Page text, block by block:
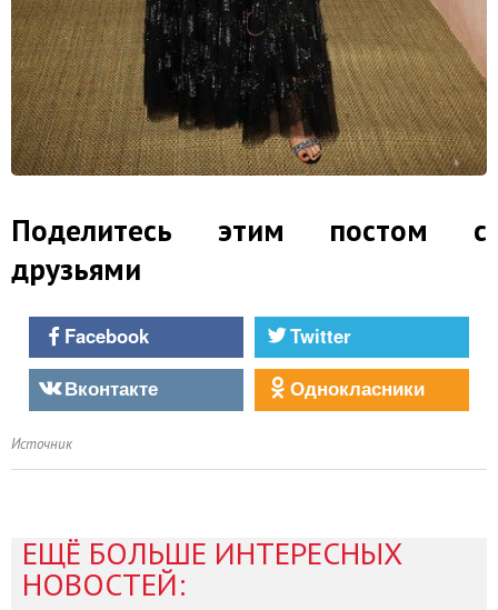
Поделитесь этим постом с
друзьями
Facebook
Twitter
Вконтакте
Однокласники
Источник
ЕЩЁ БОЛЬШЕ ИНТЕРЕСНЫХ
НОВОСТЕЙ: